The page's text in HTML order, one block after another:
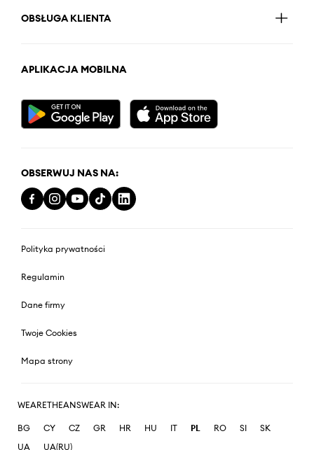
OBSŁUGA KLIENTA
APLIKACJA MOBILNA
OBSERWUJ NAS NA:
Polityka prywatności
Regulamin
Dane firmy
Twoje Cookies
Mapa strony
WEARETHEANSWEAR IN:
BG CY CZ GR HR HU IT PL RO SI
SK
UA
UA(RU)